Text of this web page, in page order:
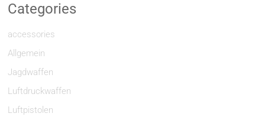
Categories
accessories
Allgemein
Jagdwaffen
Luftdruckwaffen
Luftpistolen